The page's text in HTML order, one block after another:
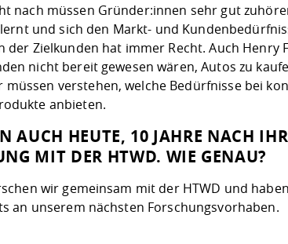
nach müssen Gründer:innen sehr gut
und sich den Markt- und
der Zielkunden hat immer Recht. Auch
nicht bereit gewesen wären, Autos zu
müssen verstehen, welche Bedürfnisse bei
anbieten.
AUCH HEUTE, 10 JAHRE NACH
MIT DER HTWD. WIE GENAU?
wir gemeinsam mit der HTWD und
an unserem nächsten Forschungsvorhaben.